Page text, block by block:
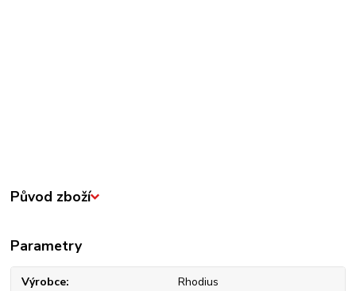
Původ zboží
Parametry
Výrobce Rhodius